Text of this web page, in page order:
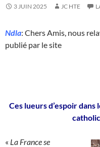
3 JUIN 2025 JC HTE
Ndla: Chers Amis, nous
publié par le site
Ces lueurs d’espoir
« La France se